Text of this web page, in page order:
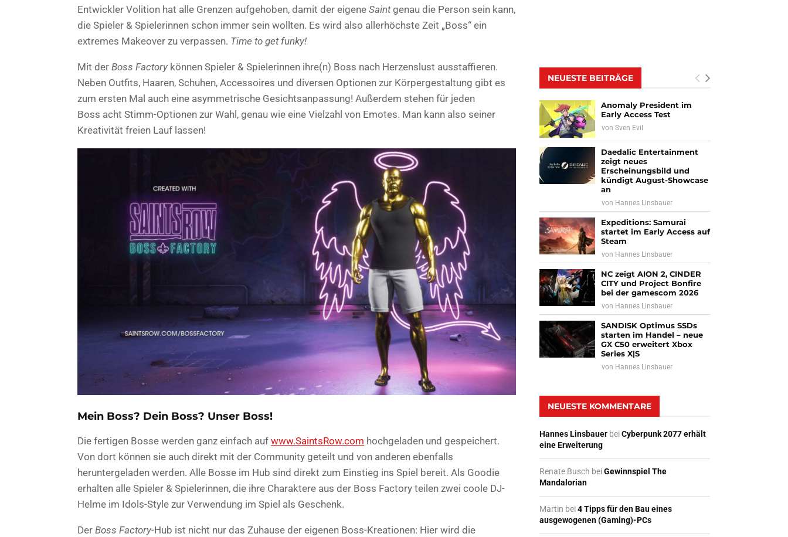
Entwickler Volition hat alle Grenzen aufgehoben, damit der eigene Saintgenau die Person sein kann,
die Spieler & Spielerinnen schon immer sein wollten. Es wird also allerhöchste Zeit „Boss“ ein
extremes Makeover zu verpassen. Time to get funky!
Mit der Boss Factory können Spieler & Spielerinnen ihre(n) Boss nach Herzenslust ausstaffieren.
Neben Outfits, Haaren, Schuhen, Accessoires und diversen Optionen zur Körpergestaltung gibt es
zum ersten Mal auch eine asymmetrische Gesichtsanpassung! Außerdem stehen für jeden
Boss acht Stimm-Optionen zur Wahl, genau wie eine Vielzahl von Emotes. Man kann also seiner
Kreativität freien Lauf lassen!
Mein Boss? Dein Boss? Unser Boss!
Die fertigen Bosse werden ganz einfach auf www.SaintsRow.com hochgeladen und gespeichert.
Von dort können sie auch direkt mit der Community geteilt und von anderen ebenfalls
heruntergeladen werden. Alle Bosse im Hub sind direkt zum Einstieg ins Spiel bereit. Als Goodie
erhalten alle Spieler & Spielerinnen, die ihre Charaktere aus der Boss Factory teilen zwei coole DJ-
Helme im Idols-Style zur Verwendung im Spiel als Geschenk.
Der Boss Factory-Hub ist nicht nur das Zuhause der eigenen Boss-Kreationen: Hier wird die
NEUESTE BEITRÄGE
Anomaly President im
Early Access Test
vonSven Evil
Daedalic Entertainment
zeigt neues
Erscheinungsbild und
kündigt August-Showcase
an
von Hannes Linsbauer
Expeditions: Samurai
startet im Early Access auf
Steam
von Hannes Linsbauer
NC zeigt AION 2, CINDER
CITY und Project Bonfire
bei der gamescom 2026
von Hannes Linsbauer
SANDISK Optimus SSDs
starten im Handel – neue
GX C50 erweitert Xbox
Series X|S
von Hannes Linsbauer
NEUESTE KOMMENTARE
Hannes Linsbauer beiCyberpunk 2077 erhält
eine Erweiterung
Renate Busch beiGewinnspiel The
Mandalorian
Martin bei4 Tipps für den Bau eines
ausgewogenen (Gaming)-PCs